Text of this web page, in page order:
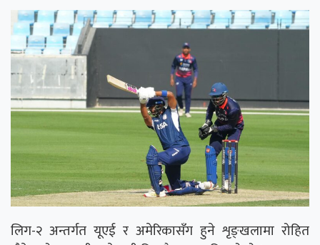
लिग-२ अन्तर्गत यूएई र अमेरिकासँग हुने शृङ्खलामा रोहित